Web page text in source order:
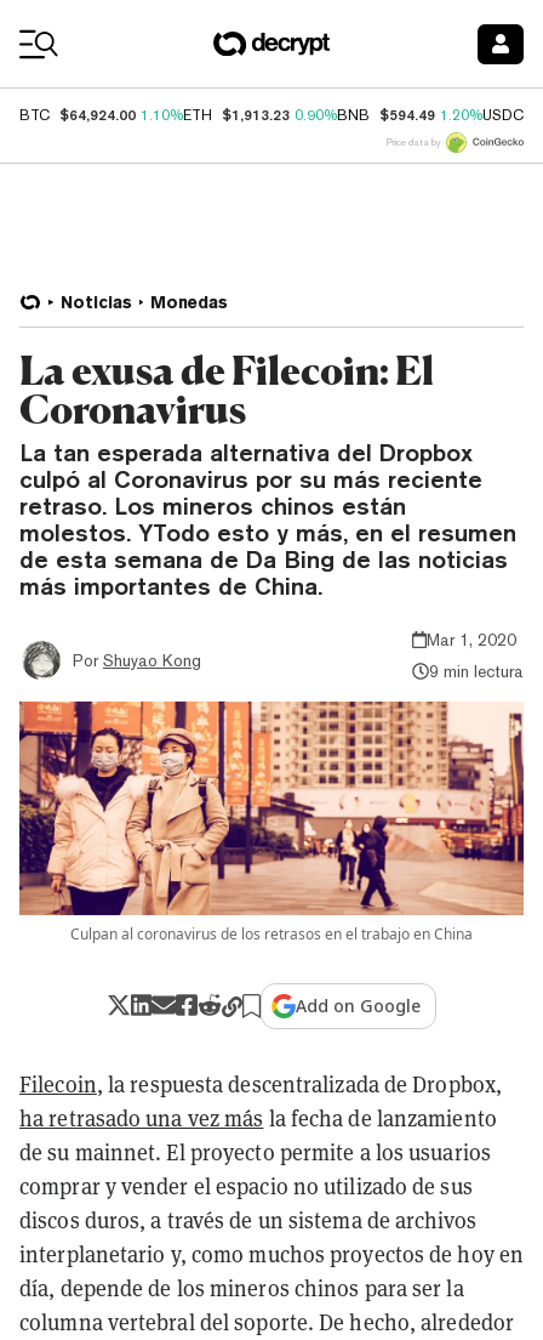
BTC $64,924.00 1.10%ETH $1,913.23 0.90%BNB $594.49 1.20%USDC
Price data by
Noticias Monedas
La exusa de Filecoin: El
Coronavirus
La tan esperada alternativa del Dropbox
culpó al Coronavirus por su más reciente
retraso. Los mineros chinos están
molestos. YTodo esto y más, en el resumen
de esta semana de Da Bing de las noticias
más importantes de China.
Por Shuyao Kong
Mar 1, 2020
9 min lectura
Culpan al coronavirus de los retrasos en el trabajo en China
Add on Google
Filecoin, la respuesta descentralizada de Dropbox,
ha retrasado una vez más la fecha de lanzamiento
de su mainnet. El proyecto permite a los usuarios
comprar y vender el espacio no utilizado de sus
discos duros, a través de un sistema de archivos
interplanetario y, como muchos proyectos de hoy en
día, depende de los mineros chinos para ser la
columna vertebral del soporte. De hecho, alrededor